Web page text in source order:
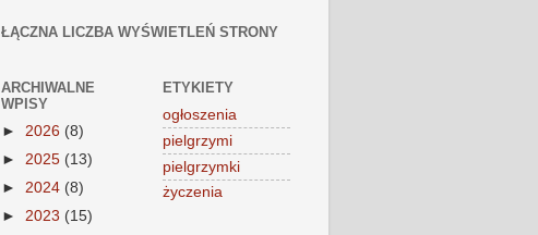
ŁĄCZNA LICZBA WYŚWIETLEŃ STRONY
ARCHIWALNE
WPISY
► 2026 (8)
► 2025 (13)
► 2024 (8)
► 2023 (15)
ETYKIETY
ogłoszenia
pielgrzymi
pielgrzymki
życzenia